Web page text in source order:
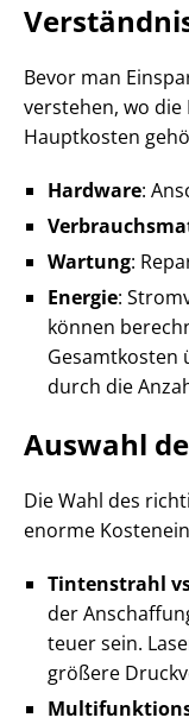
Bevor man
verstehen, wo die
Hauptkosten
Hardware:
Wartung:
Energie:
können
Gesamtkosten
durch die
Auswahl
Die Wahl des
enorme
Tintenstrahl
der
teuer sein.
größere